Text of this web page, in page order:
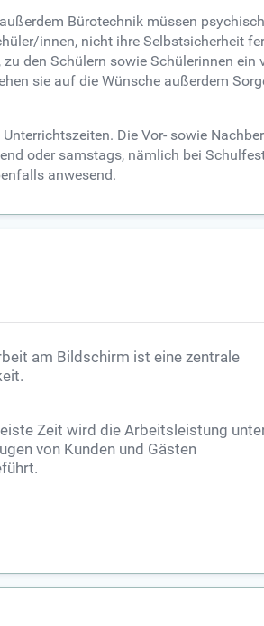
Bürotechnik müssen
innen, nicht ihre Selbstsicherheit
den Schülern sowie Schülerinnen
sie auf die Wünsche außerdem
Die Vor- sowie
oder samstags, nämlich bei
anwesend.
am Bildschirm ist eine zentrale
Zeit wird die Arbeitsleistung
von Kunden und Gästen